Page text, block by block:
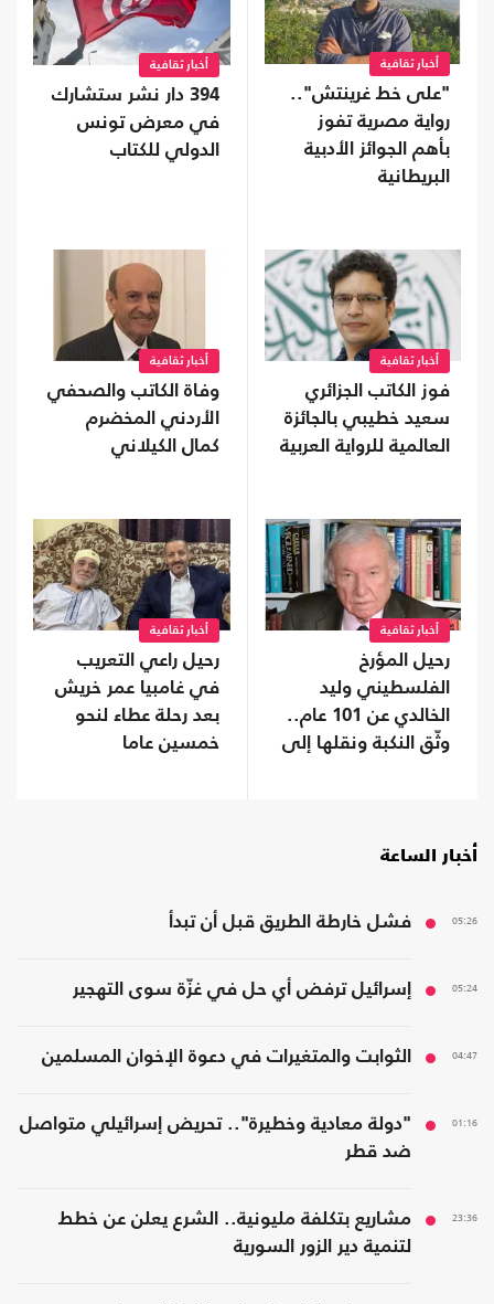
أخبار ثقافية
"على خط غرينتش"..
رواية مصرية تفوز
بأهم الجوائز الأدبية
البريطانية
أخبار ثقافية
394 دار نشر ستشارك
في معرض تونس
الدولي للكتاب
أخبار ثقافية
فوز الكاتب الجزائري
سعيد خطيبي بالجائزة
العالمية للرواية العربية
أخبار ثقافية
وفاة الكاتب والصحفي
الأردني المخضرم
كمال الكيلاني
أخبار ثقافية
رحيل المؤرخ
الفلسطيني وليد
الخالدي عن 101 عام..
وثّق النكبة ونقلها إلى
أخبار ثقافية
رحيل راعي التعريب
في غامبيا عمر خريش
بعد رحلة عطاء لنحو
خمسين عاما
أخبار الساعة
05:26 فشل خارطة الطريق قبل أن تبدأ
05:24 إسرائيل ترفض أي حل في غزّة سوى التهجير
04:47 الثوابت والمتغيرات في دعوة الإخوان المسلمين
01:16
"دولة معادية وخطيرة".. تحريض إسرائيلي متواصل
ضد قطر
23:36
مشاريع بتكلفة مليونية.. الشرع يعلن عن خطط
لتنمية دير الزور السورية